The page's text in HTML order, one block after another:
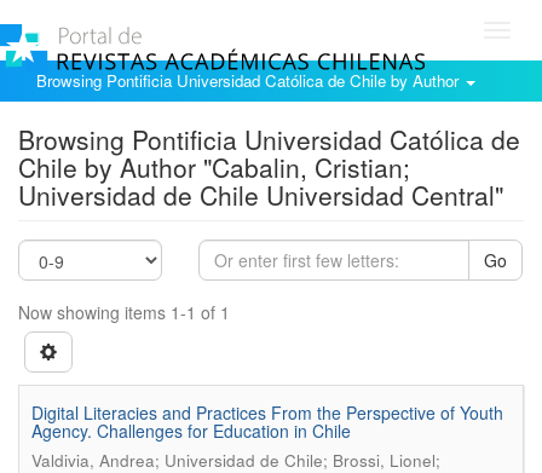
Browsing Pontificia Universidad Católica de Chile by Author
Browsing Pontificia Universidad Católica de
Chile by Author "Cabalin, Cristian;
Universidad de Chile Universidad Central"
Go
Now showing items 1-1 of 1
Digital Literacies and Practices From the Perspective of Youth
Agency. Challenges for Education in Chile
Valdivia, Andrea; Universidad de Chile; Brossi, Lionel;